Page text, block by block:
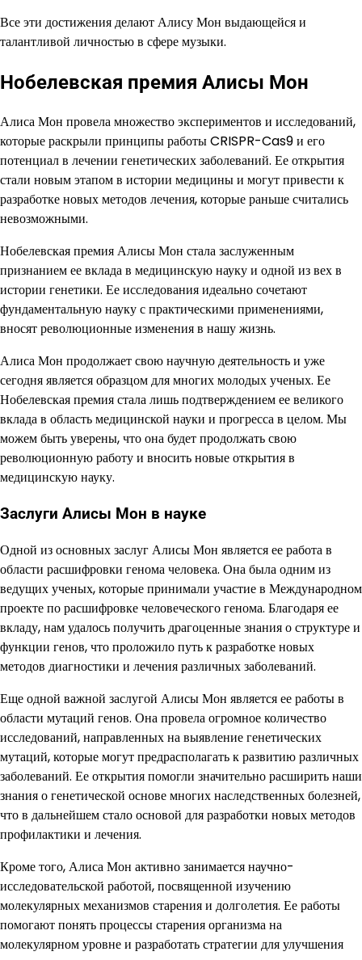
Все эти достижения делают Алису Мон выдающейся и
талантливой личностью в сфере музыки.
Нобелевская премия Алисы Мон
Алиса Мон провела множество экспериментов и исследований,
которые раскрыли принципы работы CRISPR-Cas9 и его
потенциал в лечении генетических заболеваний. Ее открытия
стали новым этапом в истории медицины и могут привести к
разработке новых методов лечения, которые раньше считались
невозможными.
Нобелевская премия Алисы Мон стала заслуженным
признанием ее вклада в медицинскую науку и одной из вех в
истории генетики. Ее исследования идеально сочетают
фундаментальную науку с практическими применениями,
вносят революционные изменения в нашу жизнь.
Алиса Мон продолжает свою научную деятельность и уже
сегодня является образцом для многих молодых ученых. Ее
Нобелевская премия стала лишь подтверждением ее великого
вклада в область медицинской науки и прогресса в целом. Мы
можем быть уверены, что она будет продолжать свою
революционную работу и вносить новые открытия в
медицинскую науку.
Заслуги Алисы Мон в науке
Одной из основных заслуг Алисы Мон является ее работа в
области расшифровки генома человека. Она была одним из
ведущих ученых, которые принимали участие в Международном
проекте по расшифровке человеческого генома. Благодаря ее
вкладу, нам удалось получить драгоценные знания о структуре и
функции генов, что проложило путь к разработке новых
методов диагностики и лечения различных заболеваний.
Еще одной важной заслугой Алисы Мон является ее работы в
области мутаций генов. Она провела огромное количество
исследований, направленных на выявление генетических
мутаций, которые могут предрасполагать к развитию различных
заболеваний. Ее открытия помогли значительно расширить наши
знания о генетической основе многих наследственных болезней,
что в дальнейшем стало основой для разработки новых методов
профилактики и лечения.
Кроме того, Алиса Мон активно занимается научно-
исследовательской работой, посвященной изучению
молекулярных механизмов старения и долголетия. Ее работы
помогают понять процессы старения организма на
молекулярном уровне и разработать стратегии для улучшения